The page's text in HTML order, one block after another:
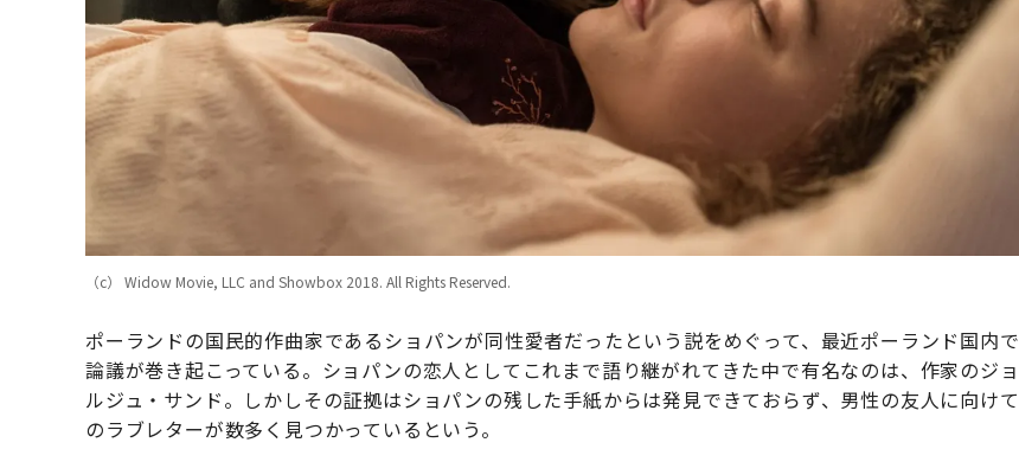
（c） Widow Movie, LLC and Showbox 2018. All Rights Reserved.
ポーランドの国民的作曲家であるショパンが同性愛者だったという説をめぐって、最近ポーランド国内で
論議が巻き起こっている。ショパンの恋人としてこれまで語り継がれてきた中で有名なのは、作家のジョ
ルジュ・サンド。しかしその証拠はショパンの残した手紙からは発見できておらず、男性の友人に向けて
のラブレターが数多く見つかっているという。